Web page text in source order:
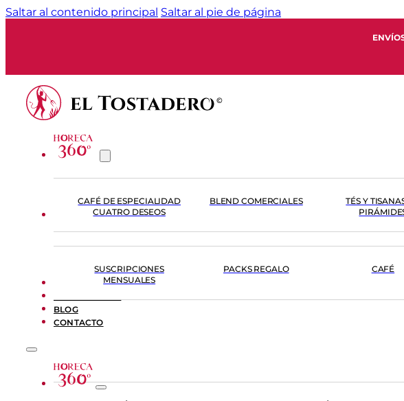
Saltar al contenido principal Saltar al pie de página
CAFÉ DE ESPECIALIDAD
CUATRO DESEOS
BLEND COMERCIALES
TÉS Y
SUSCRIPCIONES
MENSUALES
PACKS REGALO CAFÉ
FORMACIÓN
BLOG
CONTACTO